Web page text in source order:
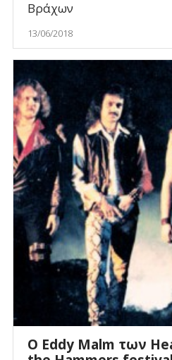
Βράχων
13/06/2018
O Eddy Malm των